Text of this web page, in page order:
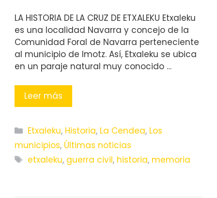
LA HISTORIA DE LA CRUZ DE ETXALEKU Etxaleku
es una localidad Navarra y concejo de la
Comunidad Foral de Navarra perteneciente
al municipio de Imotz. Así, Etxaleku se ubica
en un paraje natural muy conocido …
Leer más
Categorías
Etxaleku, Historia, La Cendea, Los
municipios, Últimas noticias
Etiquetas
etxaleku, guerra civil, historia, memoria